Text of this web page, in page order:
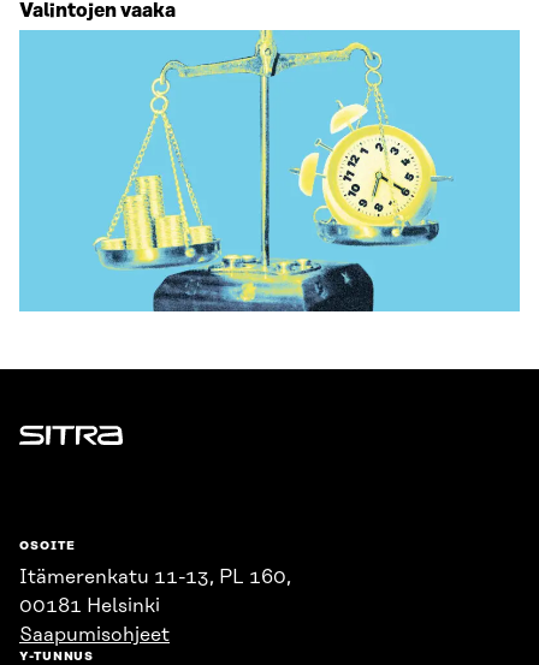
Valintojen vaaka
Sitra
OSOITE
Itämerenkatu 11-13, PL 160,
00181 Helsinki
Saapumisohjeet
Y-TUNNUS